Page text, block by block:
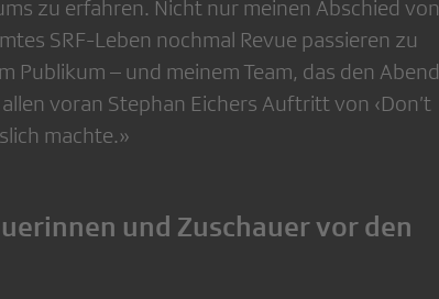
zu erfahren. Nicht nur meinen Abschied von
SRF-Leben nochmal Revue passieren zu
Publikum – und meinem Team, das den Abend
voran Stephan Eichers Auftritt von ‹Don’t
machte.»
und Zuschauer vor den